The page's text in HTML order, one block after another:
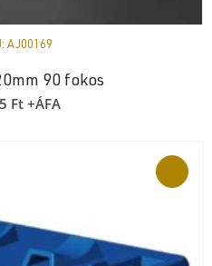
AJ00169
90 fokos
Ft +ÁFA